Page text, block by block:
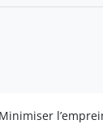
Minimiser